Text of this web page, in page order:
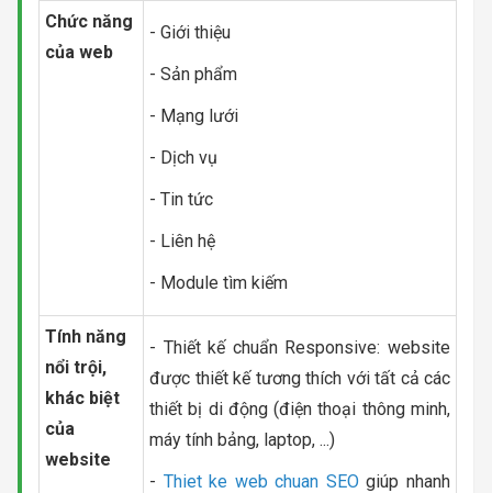
Chức năng
của web
- Giới thiệu
- Sản phẩm
- Mạng lưới
- Dịch vụ
- Tin tức
- Liên hệ
- Module tìm kiếm
Tính năng
nổi trội,
khác biệt
của
website
- Thiết kế chuẩn Responsive: website
được thiết kế tương thích với tất cả các
thiết bị di động (điện thoại thông minh,
máy tính bảng, laptop, ...)
- Thiet ke web chuan SEOgiúp nhanh